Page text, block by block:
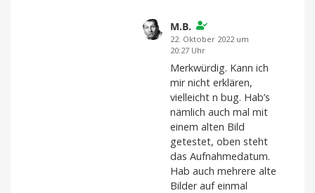
M.B.
22. Oktober 2022 um
20:27 Uhr
Merkwürdig. Kann ich
mir nicht erklären,
vielleicht n bug. Hab’s
nämlich auch mal mit
einem alten Bild
getestet, oben steht
das Aufnahmedatum.
Hab auch mehrere alte
Bilder auf einmal